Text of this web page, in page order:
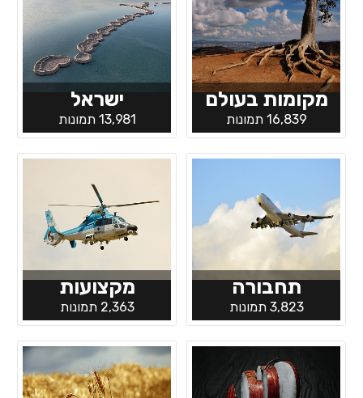
מקומות בעולם
16,839 תמונות
ישראל
13,981 תמונות
תחבורה
3,823 תמונות
מקצועות
2,363 תמונות